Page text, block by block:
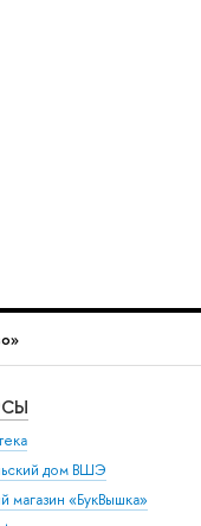
дом ВШЭ
магазин «БукВышка»